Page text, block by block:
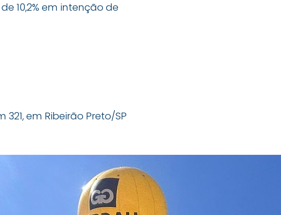
10,2% em intenção de
em Ribeirão Preto/SP